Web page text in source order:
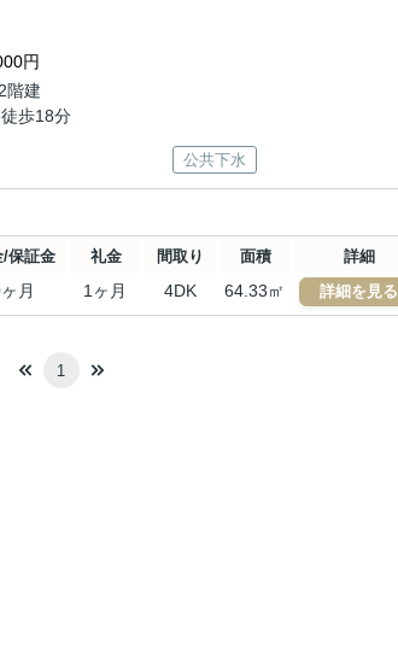
円
階建
徒歩18分
公共下水
/保証金 礼金 間取り 面積 詳細
月 1ヶ月 4DK 64.33㎡ 詳細を見る
1